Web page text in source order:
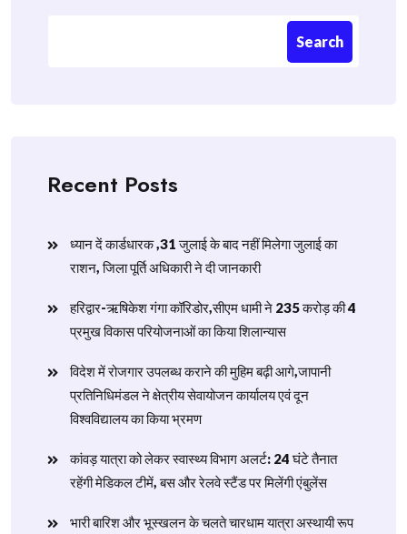
Search
Recent Posts
ध्यान दें कार्डधारक ,31 जुलाई के बाद नहीं मिलेगा जुलाई का
राशन, जिला पूर्ति अधिकारी ने दी जानकारी
हरिद्वार-ऋषिकेश गंगा कॉरिडोर,सीएम धामी ने 235 करोड़ की 4
प्रमुख विकास परियोजनाओं का किया शिलान्यास
विदेश में रोजगार उपलब्ध कराने की मुहिम बढ़ी आगे,जापानी
प्रतिनिधिमंडल ने क्षेत्रीय सेवायोजन कार्यालय एवं दून
विश्वविद्यालय का किया भ्रमण
​कांवड़ यात्रा को लेकर स्वास्थ्य विभाग अलर्ट: 24 घंटे तैनात
रहेंगी मेडिकल टीमें, बस और रेलवे स्टैंड पर मिलेंगी एंबुलेंस
​भारी बारिश और भूस्खलन के चलते चारधाम यात्रा अस्थायी रूप